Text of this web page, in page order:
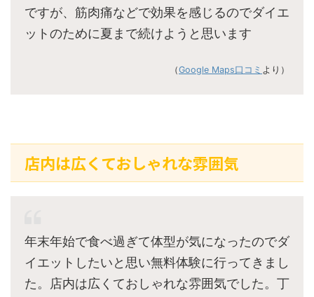
ですが、筋肉痛などで効果を感じるのでダイエ
ットのために夏まで続けようと思います
（Google Maps口コミ より）
店内は広くておしゃれな雰囲気
年末年始で食べ過ぎて体型が気になったのでダ
イエットしたいと思い無料体験に行ってきまし
た。店内は広くておしゃれな雰囲気でした。丁